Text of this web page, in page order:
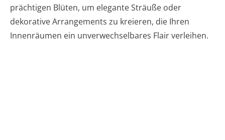
prächtigen Blüten, um elegante Sträuße oder
dekorative Arrangements zu kreieren, die Ihren
Innenräumen ein unverwechselbares Flair verleihen.